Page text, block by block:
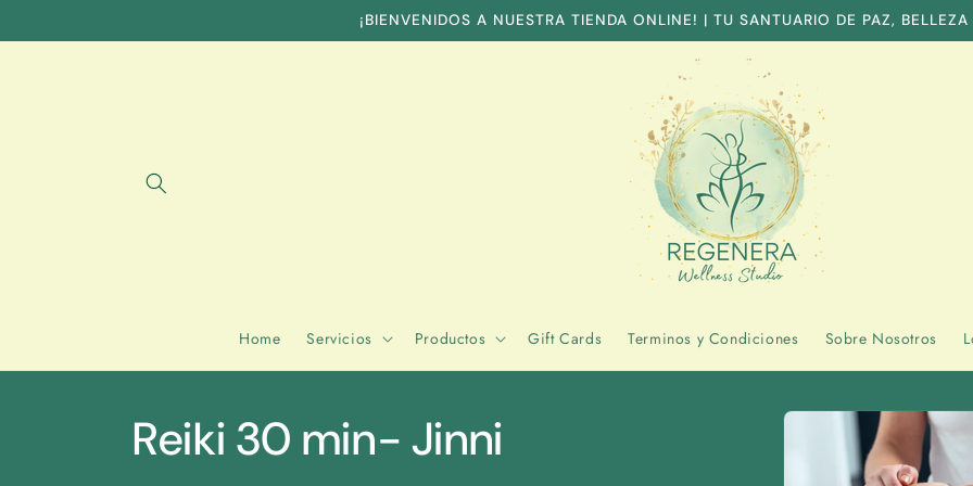
¡BIENVENIDOS A NUESTRA TIENDA ONLINE! | TU SANTUARIO DE PAZ, BELLEZA
Home Servicios Productos Gift Cards Terminos y Condiciones Sobre Nosotros
Skip to
product
information
Reiki 30 min- Jinni